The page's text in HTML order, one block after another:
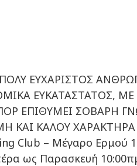
ΕΥΧΑΡΙΣΤΟΣ
ΕΥΚΑΤΑΣΤΑΤΟΣ,
ΕΠΙΘΥΜΕΙ ΣΟΒΑΡΗ
ΚΑΙ ΚΑΛΟΥ ΧΑΡΑΚΤΗΡΑ
Club – Μέγαρο Ερμού
ως Παρασκευή